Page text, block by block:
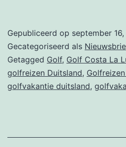
Gepubliceerd op september 16,
Gecategoriseerd als
Getagged Golf, Golf Costa La
golfreizen Duitsland,
golfvakantie duitsland,